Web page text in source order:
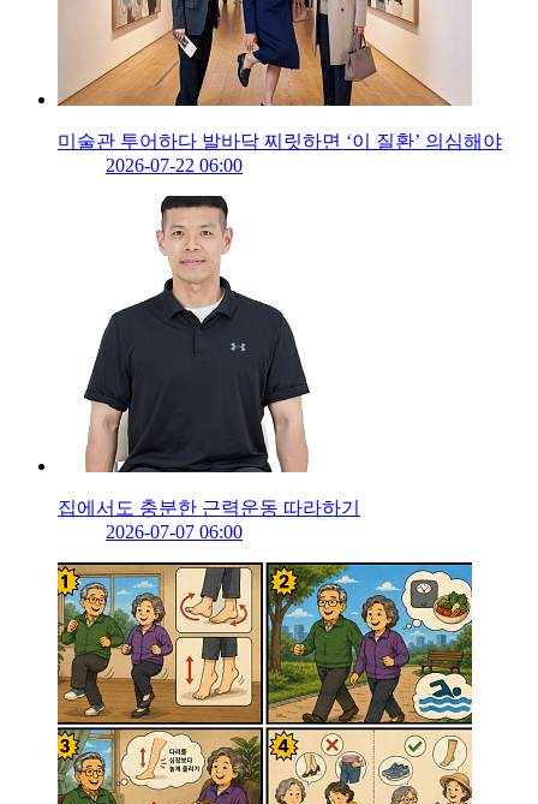
미술관 투어하다 발바닥 찌릿하면 ‘이 질환’ 의심해야
2026-07-22 06:00
집에서도 충분한 근력운동 따라하기
2026-07-07 06:00